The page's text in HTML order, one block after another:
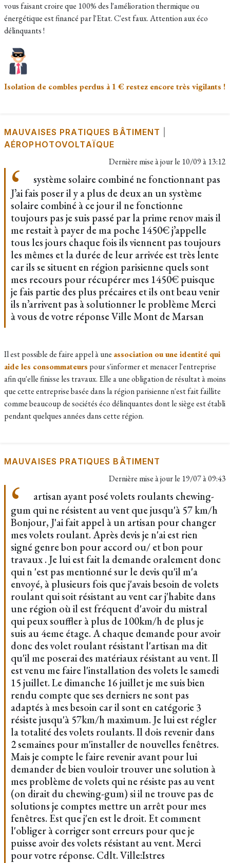
vous faisant croire que 100% des l'amélioration thermique ou
énergétique est financé par l'Etat. C'est faux. Attention aux éco
délinquants !
Isolation de combles perdus à 1 € restez encore très vigilants !
MAUVAISES PRATIQUES BÂTIMENT
AÉROPHOTOVOLTAÏQUE
Dernière mise à jour le 10/09 à 13:12
système solaire combiné ne fonctionnant pas
J’ai fais poser il y a plus de deux an un système
solaire combiné à ce jour il ne fonctionne
toujours pas je suis passé par la prime renov mais il
me restait à payer de ma poche 1450€ j’appelle
tous les jours chaque fois ils viennent pas toujours
les mêmes et la durée de leur arrivée est très lente
car ils se situent en région parisienne quels sont
mes recours pour récupérer mes 1450€ puisque
je fais partie des plus précaires et ils ont beau venir
ils n’arrivent pas à solutionner le problème Merci
à vous de votre réponse Ville Mont de Marsan
Il est possible de faire appel à une association ou une identité qui
aide les consommateurs pour s'informer et menacer l'entreprise
afin qu'elle finisse les travaux. Elle a une obligation de résultat à moins
que cette entreprise basée dans la région parisienne n'est fait faillite
comme beaucoup de sociétés éco délinquantes dont le siège est établi
pendant quelques années dans cette région.
MAUVAISES PRATIQUES BÂTIMENT
Dernière mise à jour le 19/07 à 09:43
artisan ayant posé volets roulants chewing-
gum qui ne résistent au vent que jusqu'à 57 km/h
Bonjour, J'ai fait appel à un artisan pour changer
mes volets roulant. Après devis je n'ai est rien
signé genre bon pour accord ou/ et bon pour
travaux . Je lui est fait la demande oralement donc
qui n 'est pas mentionné sur le devis qu'il m'a
envoyé, à plusieurs fois que j'avais besoin de volets
roulant qui soit résistant au vent car j'habite dans
une région où il est fréquent d'avoir du mistral
qui peux souffler à plus de 100km/h de plus je
suis au 4eme étage. A chaque demande pour avoir
donc des volet roulant résistant l'artisan ma dit
qu'il me poserai des matériaux résistant au vent. Il
est venu me faire l'installation des volets le samedi
15 juillet. Le dimanche 16 juillet je me suis bien
rendu compte que ses derniers ne sont pas
adaptés à mes besoin car il sont en catégorie 3
résiste jusqu'à 57km/h maximum. Je lui est régler
la totalité des volets roulants. Il dois revenir dans
2 semaines pour m'installer de nouvelles fenêtres.
Mais je compte le faire revenir avant pour lui
demander de bien vouloir trouver une solution à
mes problème de volets qui ne résiste pas au vent
(on dirait du chewing-gum) si il ne trouve pas de
solutions je comptes mettre un arrêt pour mes
fenêtres. Est que j'en est le droit. Et comment
l'obliger à corriger sont erreurs pour que je
puisse avoir des volets résistant au vent. Merci
pour votre réponse. Cdlt. Ville:Istres